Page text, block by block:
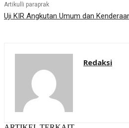
Artikulli paraprak
Uji KIR Angkutan Umum dan
Redaksi